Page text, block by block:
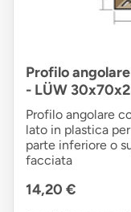
Profilo
- LÜW
Profilo angolare
lato in plastica
parte inferiore o
facciata
14,20 €